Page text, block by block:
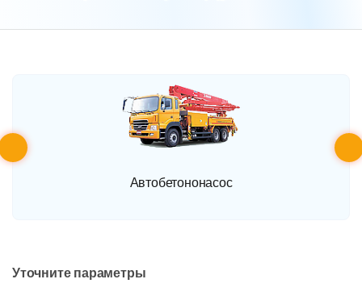
Автобетононасос
Уточните параметры